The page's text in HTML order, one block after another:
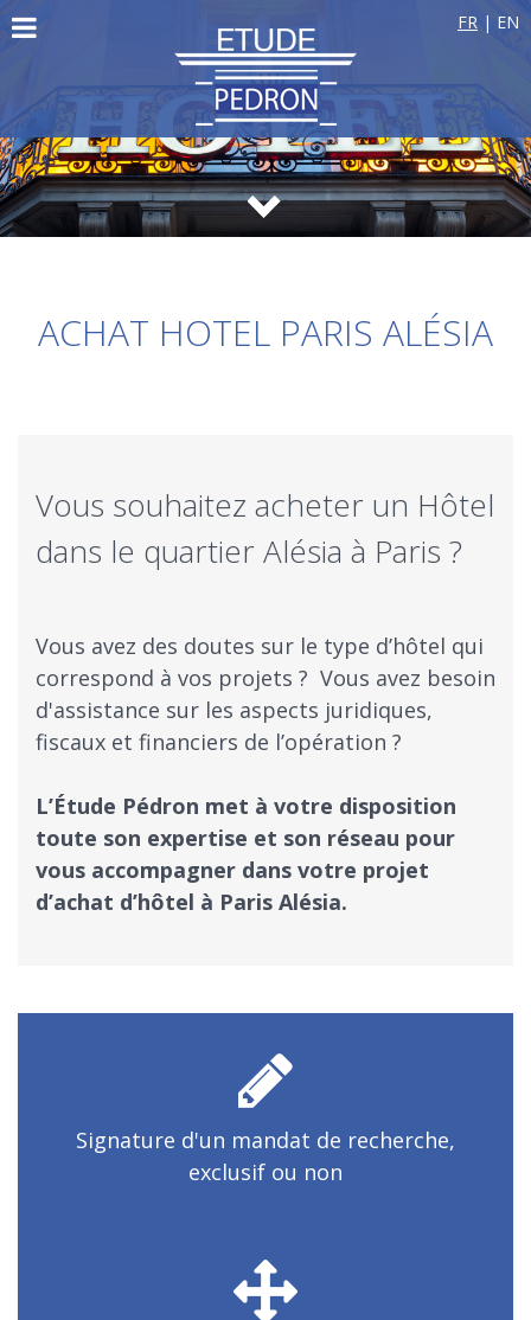
FR | EN
ACHAT HOTEL PARIS ALÉSIA
Vous souhaitez acheter un Hôtel
dans le quartier Alésia à Paris ?
Vous avez des doutes sur le type d’hôtel qui
correspond à vos projets ? ​ Vous avez besoin
d'assistance sur les aspects juridiques,
fiscaux et financiers de l’opération ?
​L’Étude Pédron met à votre disposition
toute son expertise et son réseau pour
vous accompagner dans votre projet
d’achat d’hôtel à Paris Alésia.
Signature d'un mandat de recherche,
exclusif ou non